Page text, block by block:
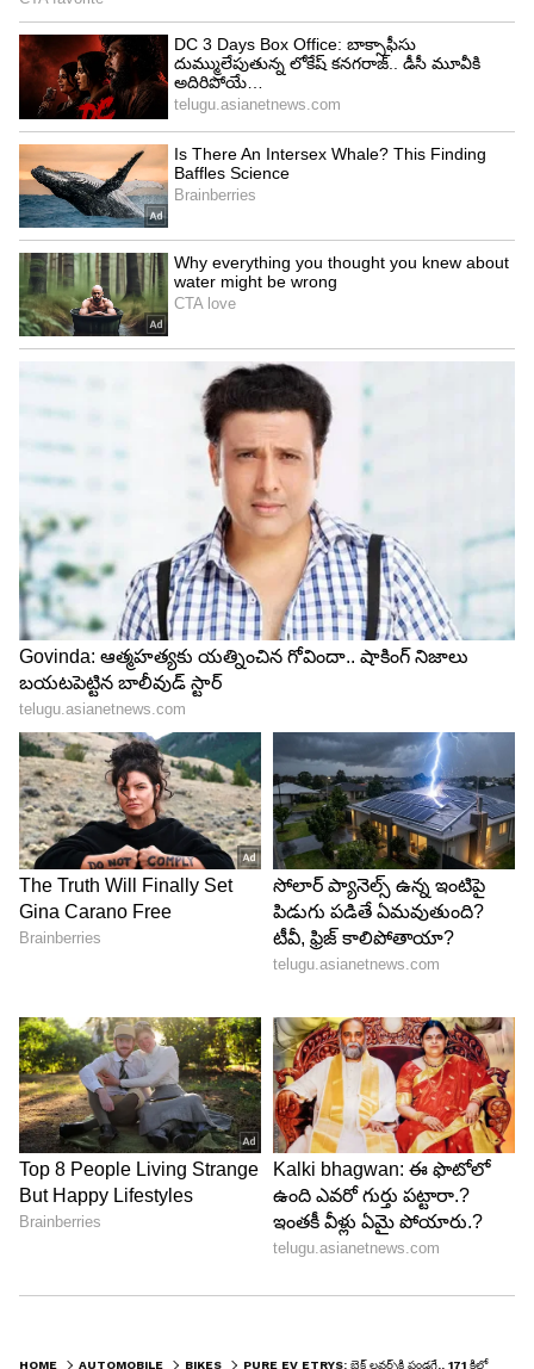
Image Credit :Pureenergy.co.in
బ్రేకింగ్, సస్పెన్షన్ ఫీచర్లు
ఈ ఎలక్ట్రిక్ బైక్‌లో ముందు, వెనుక భాగాల్లో డిస్క్ బ్రేక్
సిస్టమ్ ఇచ్చారు. అలాయ్ వీల్స్, ట్యూబ్‌లెస్ టైర్లు కూడా
అందించారు. ముందు, వెనుక హైడ్రాలిక్ డ్యూయల్ సస్పెన్షన్
ఉండటంతో రోడ్డు గుంతలు ఉన్నా సౌకర్యవంతమైన రైడింగ్
అనుభవం ఇస్తుంది.
5
Image Credit :Pureenergy.co.in
అడ్వాన్స్ ఫీచర్లతో ఆకట్టుకుంటున్న బైక్
PURE EV Etryst 350లో డిజిటల్ డిస్‌ప్లే, డిజిటల్
స్పీడోమీటర్, ఓడోమీటర్ వంటి ఫీచర్లు ఉన్నాయి. అలాగే లో
బ్యాటరీ ఇండికేటర్, స్టాండ్ అలర్ట్, హజార్డ్ వార్నింగ్ సిస్టమ్
కూడా అందించారు. USB ఛార్జింగ్ పోర్ట్, కీ లెస్ లాక్, సెల్ఫ్
స్టార్ట్, రివర్స్ మోడ్, స్టార్ట్/స్టాప్ బటన్ వంటి ఆధునిక ఫీచర్లు
కూడా ఉన్నాయి. LED హెడ్‌లైట్స్, టెయిల్ లైట్స్, పిలియన్
సీట్, 7 అంగుళాల TFT డిస్‌ప్లే వంటి ఫీచర్లు ఈ బైక్‌ను
మరింత ప్రీమియంగా మారుస్తున్నాయి.
HOME AUTOMOBILE BIKES PURE EV ETRYS: బైక్ ల‌వ‌ర్స్‌కి పండ‌గే.. 171 కిలోమీట‌ర్ల మైలేజ్ ఇచ్చే ఎల‌క్ట్రిక్ బైక్